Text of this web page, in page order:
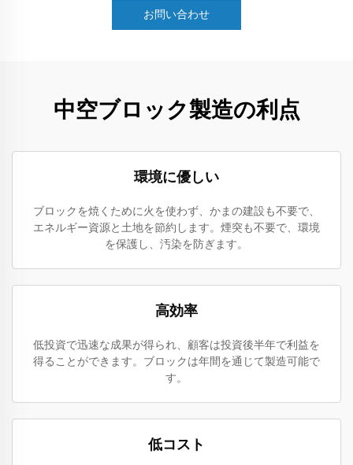
お問い合わせ
中空ブロック製造の利点
環境に優しい
ブロックを焼くために火を使わず、かまの建設も不要で、
エネルギー資源と土地を節約します。煙突も不要で、環境
を保護し、汚染を防ぎます。
高効率
低投資で迅速な成果が得られ、顧客は投資後半年で利益を
得ることができます。ブロックは年間を通じて製造可能で
す。
低コスト